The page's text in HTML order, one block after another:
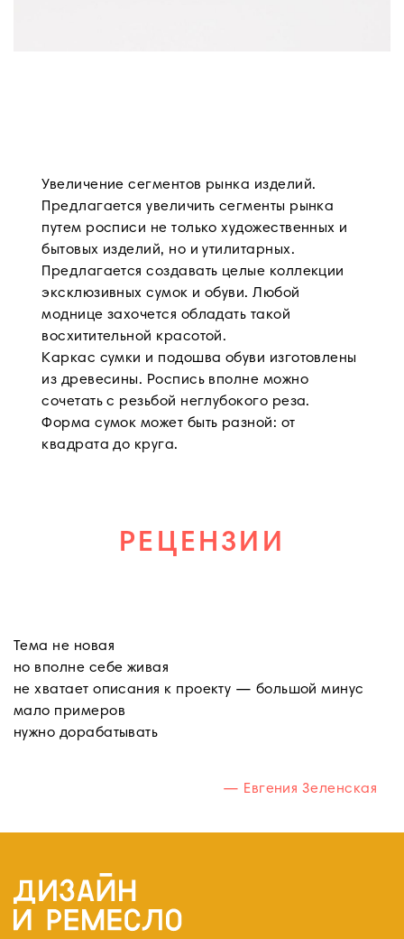
Увеличение сегментов рынка изделий.
Предлагается увеличить сегменты рынка
путем росписи не только художественных и
бытовых изделий, но и утилитарных.
Предлагается создавать целые коллекции
эксклюзивных сумок и обуви. Любой
моднице захочется обладать такой
восхитительной красотой.
Каркас сумки и подошва обуви изготовлены
из древесины. Роспись вполне можно
сочетать с резьбой неглубокого реза.
Форма сумок может быть разной: от
квадрата до круга.
РЕЦЕНЗИИ
Тема не новая
но вполне себе живая
не хватает описания к проекту — большой минус
мало примеров
нужно дорабатывать
— Евгения Зеленская